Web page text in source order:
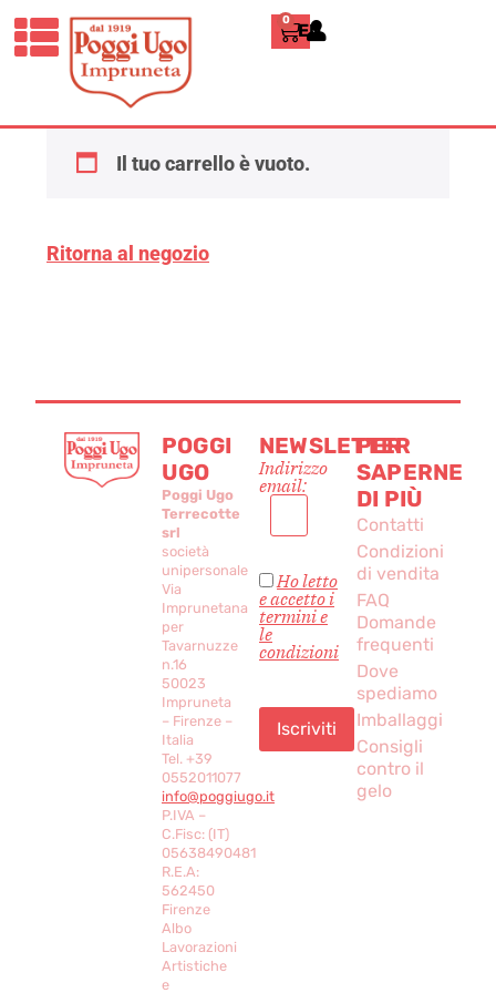
0 ENGLISH
Carrello
Il tuo carrello è vuoto.
Ritorna al negozio
POGGI
UGO
Poggi Ugo
Terrecotte
srl
società
unipersonale
Via
Imprunetana
per
Tavarnuzze
n.16
50023
Impruneta
– Firenze –
Italia
Tel. +39
0552011077
info@poggiugo.it
P.IVA –
C.Fisc: (IT)
05638490481
R.E.A:
562450
Firenze
Albo
Lavorazioni
Artistiche
e
NEWSLETTER
Indirizzo
email:
Ho letto
e accetto i
termini e
le
condizioni
PER
SAPERNE
DI PIÙ
Contatti
Condizioni
di vendita
FAQ
Domande
frequenti
Dove
spediamo
Imballaggi
Consigli
contro il
gelo